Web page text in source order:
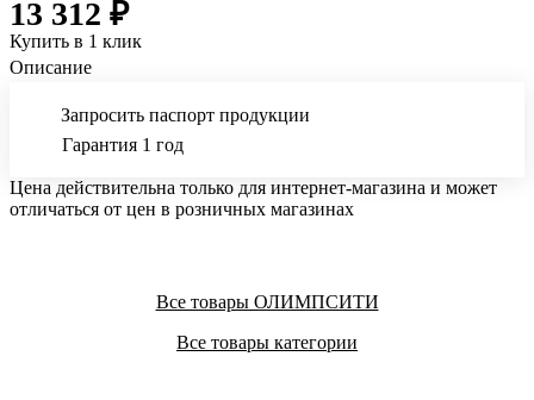
13 312 ₽
Купить в 1 клик
Описание
Запросить паспорт продукции
Гарантия 1 год
Цена действительна только для интернет-магазина и может
отличаться от цен в розничных магазинах
Все товары ОЛИМПСИТИ
Все товары категории